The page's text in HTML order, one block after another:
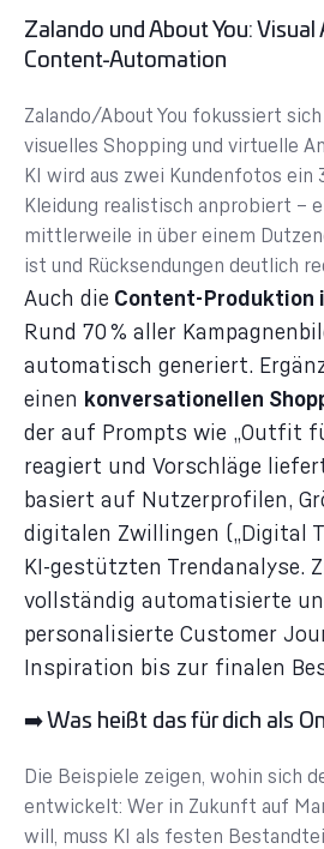
Zalando und About You: Visual
Content-Automation
Zalando/About You fokussiert
visuelles Shopping und virtuelle
KI wird aus zwei Kundenfotos ein
Kleidung realistisch anprobiert –
mittlerweile in über einem
ist und Rücksendungen deutlich
Auch die Content-
Rund 70 % aller
automatisch generiert.
einen konversationellen
der auf Prompts wie „Outfit
reagiert und Vorschläge
basiert auf Nutzerprofilen,
digitalen Zwillingen („Digital
KI-gestützten Trendanalyse.
vollständig automatisierte
personalisierte Customer
Inspiration bis zur finalen
➡️ Was heißt das für dich als
Die Beispiele zeigen, wohin sich
entwickelt: Wer in Zukunft auf
will, muss KI als festen